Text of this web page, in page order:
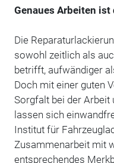
Genaues Arbeiten ist
Die
sowohl zeitlich als
betrifft, aufwändiger
Doch mit einer guten
Sorgfalt bei der Arbeit
lassen sich
Institut für
Zusammenarbeit mit
entsprechendes